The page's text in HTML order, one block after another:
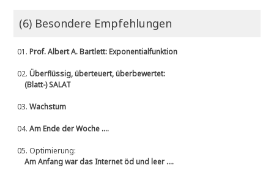
(6) Besondere Empfehlungen
01.Prof. Albert A. Bartlett: Exponentialfunktion
02.Überflüssig, überteuert, überbewertet:
(Blatt-) SALAT
03.Wachstum
04.Am Ende der Woche ....
05. Optimierung:
Am Anfang war das Internet öd und leer ....